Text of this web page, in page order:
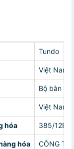
Tundo
Việt Nam
Bộ bàn
Việt Nam
hóa 385/12B
hóa CÔNG TY